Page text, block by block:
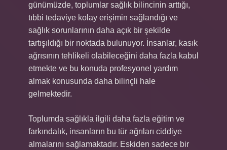
günümüzde, toplumlar sağlık bilincinin arttığı,
tıbbi tedaviye kolay erişimin sağlandığı ve
sağlık sorunlarının daha açık bir şekilde
tartışıldığı bir noktada bulunuyor. İnsanlar, kasık
ağrısının tehlikeli olabileceğini daha fazla kabul
etmekte ve bu konuda profesyonel yardım
almak konusunda daha bilinçli hale
gelmektedir.
Toplumda sağlıkla ilgili daha fazla eğitim ve
farkındalık, insanların bu tür ağrıları ciddiye
almalarını sağlamaktadır. Eskiden sadece bir